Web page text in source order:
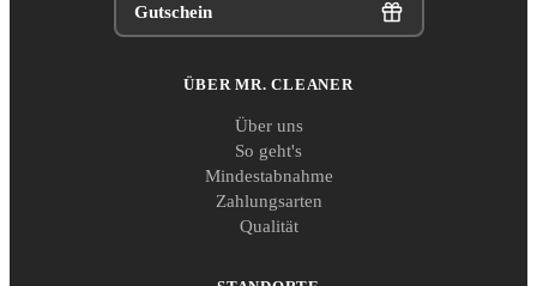
Gutschein
ÜBER MR. CLEANER
Über uns
So geht's
Mindestabnahme
Zahlungsarten
Qualität